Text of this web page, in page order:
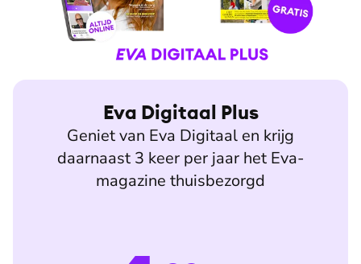
Eva Digitaal Plus
Geniet van Eva Digitaal en krijg
daarnaast 3 keer per jaar het Eva-
magazine thuisbezorgd